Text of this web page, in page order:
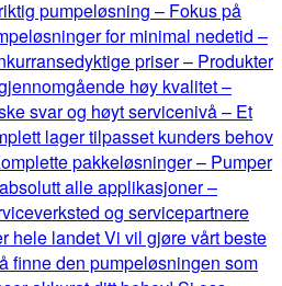
pumpeløsning – Fokus på
for minimal nedetid –
priser – Produkter
høy kvalitet –
svar og høyt servicenivå – Et
lager tilpasset kunders behov
pakkeløsninger – Pumper
alle applikasjoner –
og servicepartnere
hele landet Vi vil gjøre vårt beste
finne den pumpeløsningen som